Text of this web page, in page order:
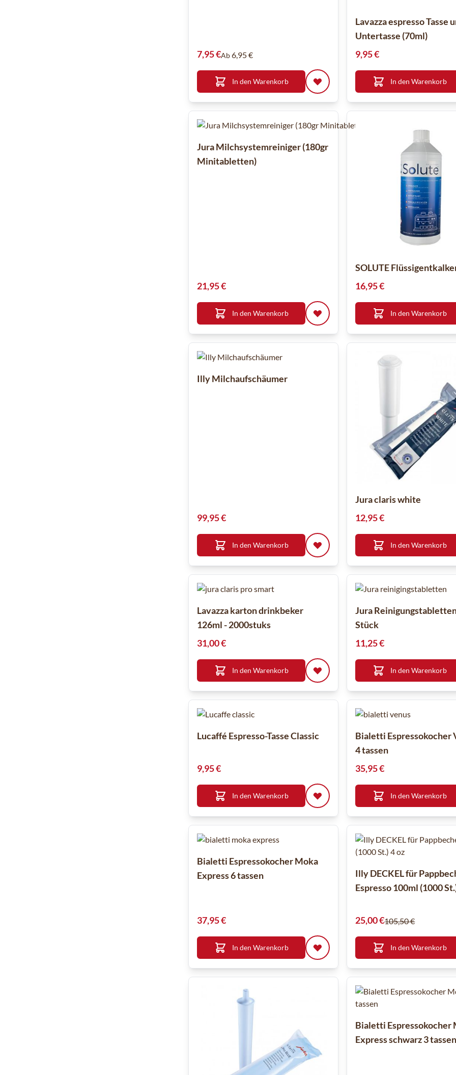
7,95 €Ab6,95 €
In den Warenkorb
Lavazza espresso Tasse
Untertasse (70ml)
9,95 €
In den Warenkorb
Jura Milchsystemreiniger (180gr
Minitabletten)
21,95 €
In den Warenkorb
SOLUTE
16,95 €
In den Warenkorb
Illy Milchaufschäumer
99,95 €
In den Warenkorb
Jura claris white
12,95 €
In den Warenkorb
Lavazza karton drinkbeker
126ml - 2000stuks
31,00 €
In den Warenkorb
Jura
Stück
11,25 €
In den Warenkorb
Lucaffé Espresso-Tasse Classic
9,95 €
In den Warenkorb
Bialetti Espressokocher
4 tassen
35,95 €
In den Warenkorb
Bialetti Espressokocher Moka
Express 6 tassen
37,95 €
In den Warenkorb
Illy DECKEL für
Espresso 100ml (1000
Sonderpreis
25,00 €105,50 €
In den Warenkorb
Bialetti Espressokocher
Express schwarz 3 tassen